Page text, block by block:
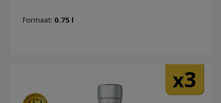
Formaat: 0.75 l
x3